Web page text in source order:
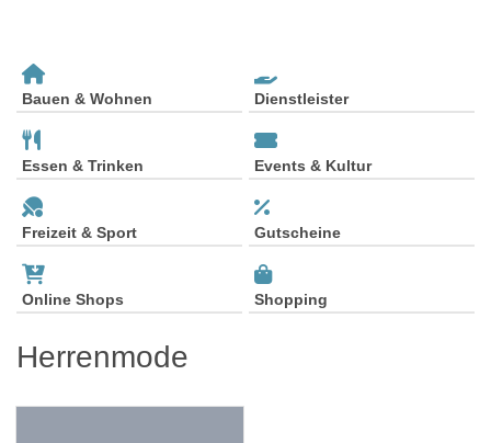
Bauen & Wohnen Dienstleister
Essen & Trinken Events & Kultur
Freizeit & Sport Gutscheine
Online Shops Shopping
Herrenmode